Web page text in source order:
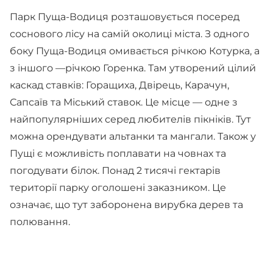
Парк Пуща-Водиця розташовується посеред
соснового лісу на самій околиці міста. З одного
боку Пуща-Водиця омивається річкою Котурка, а
з іншого —річкою Горенка. Там утворений цілий
каскад ставків: Горащиха, Двірець, Карачун,
Сапсаїв та Міський ставок. Це місце — одне з
найпопулярніших серед любителів пікніків. Тут
можна орендувати альтанки та мангали. Також у
Пущі є можливість поплавати на човнах та
погодувати білок. Понад 2 тисячі гектарів
території парку оголошені заказником. Це
означає, що тут заборонена вирубка дерев та
полювання.